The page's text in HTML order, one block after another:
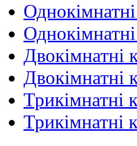
Двокімнатні
Двокімнатні
Трикімнатні
Трикімнатні